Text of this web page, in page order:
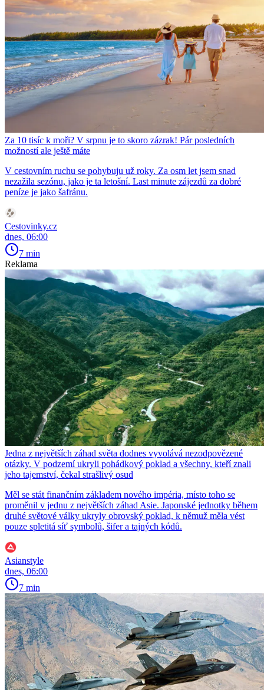
Za 10 tisíc k moři? V srpnu je to skoro zázrak! Pár posledních
možností ale ještě máte
V cestovním ruchu se pohybuju už roky. Za osm let jsem snad
nezažila sezónu, jako je ta letošní. Last minute zájezdů za dobré
peníze je jako šafránu.
Cestovinky.cz
dnes, 06:00
7 min
Reklama
Jedna z největších záhad světa dodnes vyvolává nezodpovězené
otázky. V podzemí ukryli pohádkový poklad a všechny, kteří znali
jeho tajemství, čekal strašlivý osud
Měl se stát finančním základem nového impéria, místo toho se
proměnil v jednu z největších záhad Asie. Japonské jednotky během
druhé světové války ukryly obrovský poklad, k němuž měla vést
pouze spletitá síť symbolů, šifer a tajných kódů.
Asianstyle
dnes, 06:00
7 min